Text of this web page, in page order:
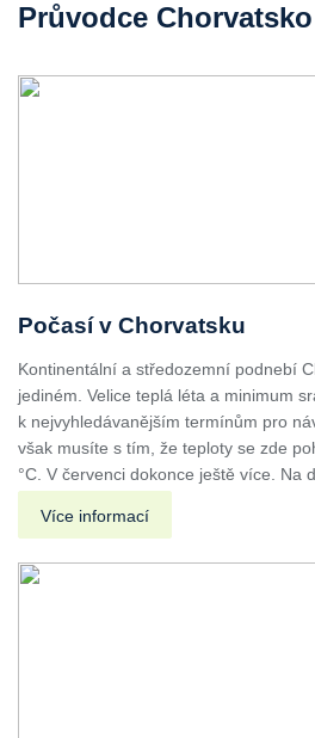
Průvodce Chorvatsko
Počasí v Chorvatsku
Kontinentální a středozemní podnebí
jediném. Velice teplá léta a minimum
k nejvyhledávanějším termínům pro
však musíte s tím, že teploty se zde
°C. V červenci dokonce ještě více. Na
Více informací